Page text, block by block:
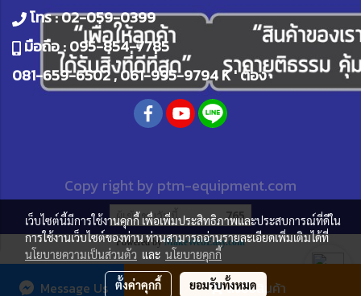
สั่งซื้อสินค้า
Message Us
โทร :02-059-0399
มือถือ :095-854-7785
081-659-6502,061-995-9794K ' ต้อง
Copy right by ptm-equipment.com
ผู้เข้าชมวันนี้ 765
Powered byMakeWebEasy.com
เว็บไซต์นี้มีการใช้งานคุกกี้ เพื่อเพิ่มประสิทธิภาพและประสบการณ์ที่ดีใน
การใช้งานเว็บไซต์ของท่าน ท่านสามารถอ่านรายละเอียดเพิ่มเติมได้ที่
นโยบายความเป็นส่วนตัว และ นโยบายคุกกี้
ตั้งค่าคุกกี้ ยอมรับทั้งหมด